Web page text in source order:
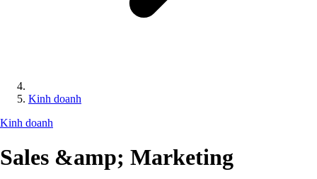
Kinh doanh
Kinh doanh
Sales &amp; Marketing